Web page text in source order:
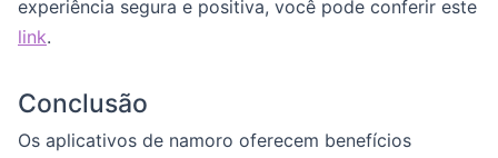
experiência segura e positiva, você pode conferir este
link.
Conclusão
Os aplicativos de namoro oferecem benefícios